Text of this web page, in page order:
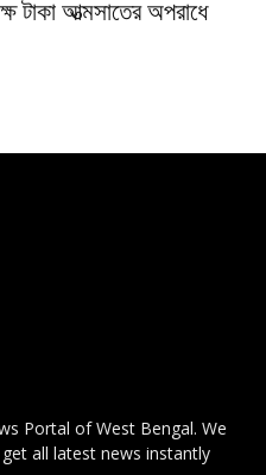
আত্মসাতের অপরাধে
Portal of West Bengal. We
all latest news instantly